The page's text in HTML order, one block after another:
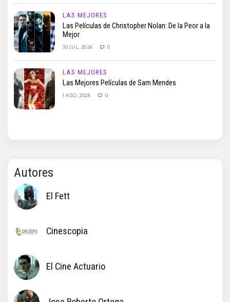
LAS MEJORES
Las Películas de Christopher Nolan: De la Peor a la
Mejor
30 JUL, 2026 0
LAS MEJORES
Las Mejores Películas de Sam Mendes
1 AGO, 2026 0
Autores
El Fett
Cinescopia
El Cine Actuario